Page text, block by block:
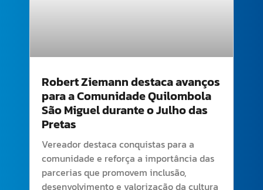
Robert Ziemann destaca avanços
para a Comunidade Quilombola
São Miguel durante o Julho das
Pretas
Vereador destaca conquistas para a
comunidade e reforça a importância das
parcerias que promovem inclusão,
desenvolvimento e valorização da cultura